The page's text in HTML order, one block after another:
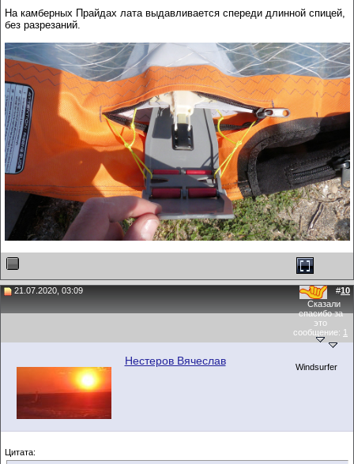
На камберных Прайдах лата выдавливается спереди длинной спицей,
без разрезаний.
21.07.2020, 03:09 #10
Сказали
спасибо за
это
сообщение: 1
Нестеров Вячеслав Windsurfer
Цитата: